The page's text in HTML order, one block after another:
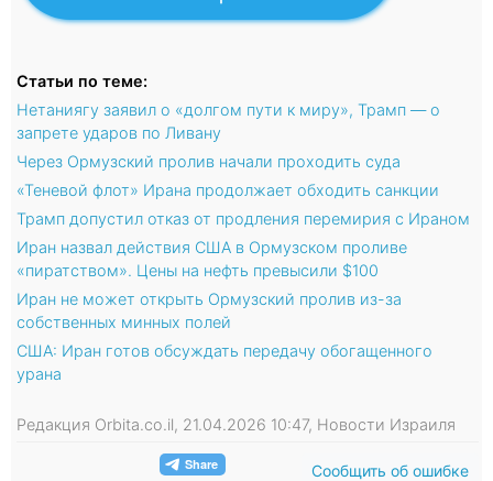
Статьи по теме:
Нетаниягу заявил о «долгом пути к миру», Трамп — о
запрете ударов по Ливану
Через Ормузский пролив начали проходить суда
«Теневой флот» Ирана продолжает обходить санкции
Трамп допустил отказ от продления перемирия с Ираном
Иран назвал действия США в Ормузском проливе
«пиратством». Цены на нефть превысили $100
Иран не может открыть Ормузский пролив из-за
собственных минных полей
США: Иран готов обсуждать передачу обогащенного
урана
Редакция Orbita.co.il, 21.04.2026 10:47, Новости Израиля
Сообщить об ошибке